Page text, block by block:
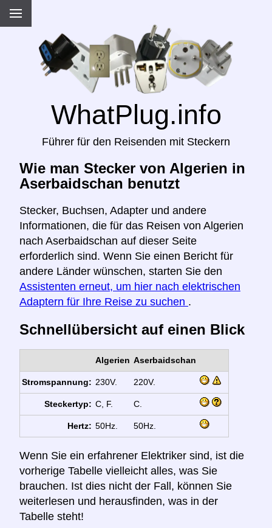
WhatPlug.info
Führer für den Reisenden mit Steckern
Wie man Stecker von Algerien in
Aserbaidschan benutzt
Stecker, Buchsen, Adapter und andere
Informationen, die für das Reisen von Algerien
nach Aserbaidschan auf dieser Seite
erforderlich sind. Wenn Sie einen Bericht für
andere Länder wünschen, starten Sie den
Assistenten erneut, um hier nach elektrischen
Adaptern für Ihre Reise zu suchen .
Schnellübersicht auf einen Blick
Algerien Aserbaidschan
Stromspannung: 230V. 220V.
Steckertyp: C, F. C.
Hertz: 50Hz. 50Hz.
Wenn Sie ein erfahrener Elektriker sind, ist die
vorherige Tabelle vielleicht alles, was Sie
brauchen. Ist dies nicht der Fall, können Sie
weiterlesen und herausfinden, was in der
Tabelle steht!